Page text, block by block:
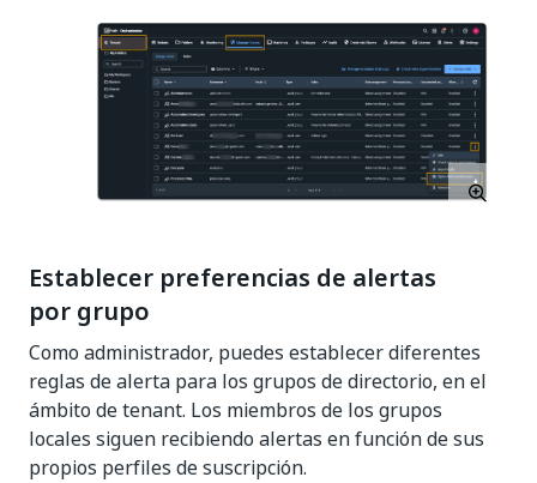
Establecer preferencias de alertas
por grupo
Como administrador, puedes establecer diferentes
reglas de alerta para los grupos de directorio, en el
ámbito de tenant. Los miembros de los grupos
locales siguen recibiendo alertas en función de sus
propios perfiles de suscripción.